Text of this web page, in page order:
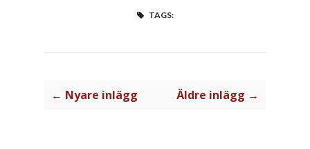
TAGS:
← Nyare inlägg Äldre inlägg →